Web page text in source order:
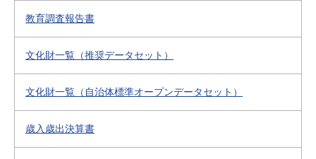
教育調査報告書
文化財一覧（推奨データセット）
文化財一覧（自治体標準オープンデータセット）
歳入歳出決算書